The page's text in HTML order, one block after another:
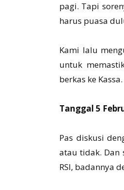
pagi. Tapi
harus puasa
Kami lalu
untuk
berkas ke
Tanggal 5
Pas diskusi
atau tidak. Dan
RSI, badannya